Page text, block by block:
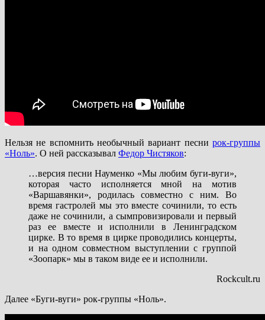
Нельзя не вспомнить необычный вариант песни рок-группы
«Ноль». О ней рассказывал Федор Чистяков:
…версия песни Науменко «Мы любим буги-вуги»,
которая часто исполняется мной на мотив
«Варшавянки», родилась совместно с ним. Во
время гастролей мы это вместе сочинили, то есть
даже не сочинили, а сымпровизировали и первый
раз ее вместе и исполнили в Ленинградском
цирке. В то время в цирке проводились концерты,
и на одном совместном выступлении с группой
«Зоопарк» мы в таком виде ее и исполнили.
Rockcult.ru
Далее «Буги-вуги» рок-группы «Ноль».